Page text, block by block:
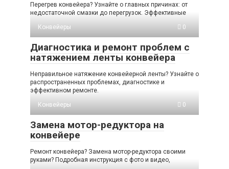
Перегрев конвейера? Узнайте о главных причинах: от
недостаточной смазки до перегрузок. Эффективные
Конвейеры
0
Диагностика и ремонт проблем с
натяжением ленты конвейера
Неправильное натяжение конвейерной ленты? Узнайте о
распространенных проблемах, диагностике и
эффективном ремонте.
Конвейеры
0
Замена мотор-редуктора на
конвейере
Ремонт конвейера? Замена мотор-редуктора своими
руками? Подробная инструкция с фото и видео,